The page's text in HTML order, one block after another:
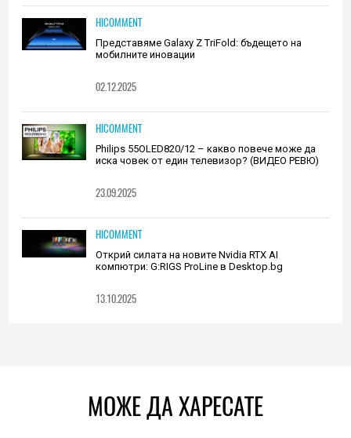
HICOMMENT
Представяме Galaxy Z TriFold: бъдещето на
мобилните иновации
02.12.2025
HICOMMENT
Philips 55OLED820/12 – какво повече може да
иска човек от един телевизор? (ВИДЕО РЕВЮ)
23.09.2025
HICOMMENT
Открий силата на новите Nvidia RTX AI
компютри: G:RIGS ProLine в Desktop.bg
13.10.2025
МОЖЕ ДА ХАРЕСАТЕ